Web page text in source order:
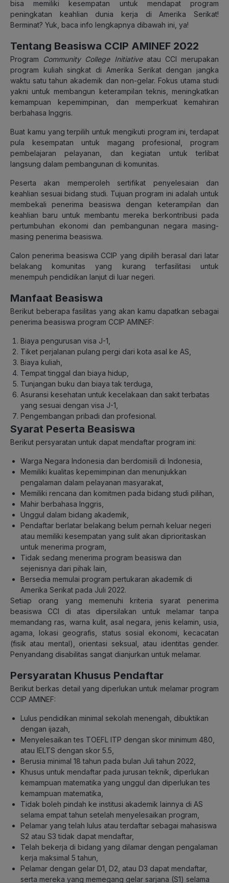
bisa memiliki kesempatan untuk mendapat program
peningkatan keahlian dunia kerja di Amerika Serikat!
Berminat? Yuk, baca info lengkapnya dibawah ini, ya!
Tentang Beasiswa CCIP AMINEF 2022
Program Community College Initiativeatau CCI merupakan
program kuliah singkat di Amerika Serikat dengan jangka
waktu satu tahun akademik dan non-gelar. Fokus utama studi
yakni untuk membangun keterampilan teknis, meningkatkan
kemampuan kepemimpinan, dan memperkuat kemahiran
berbahasa Inggris.
Buat kamu yang terpilih untuk mengikuti program ini, terdapat
pula kesempatan untuk magang profesional, program
pembelajaran pelayanan, dan kegiatan untuk terlibat
langsung dalam pembangunan di komunitas.
Peserta akan memperoleh sertifikat penyelesaian dan
keahlian sesuai bidang studi. Tujuan program ini adalah untuk
membekali penerima beasiswa dengan keterampilan dan
keahlian baru untuk membantu mereka berkontribusi pada
pertumbuhan ekonomi dan pembangunan negara masing-
masing penerima beasiswa.
Calon penerima beasiswa CCIP yang dipilih berasal dari latar
belakang komunitas yang kurang terfasilitasi untuk
menempuh pendidikan lanjut di luar negeri.
Manfaat Beasiswa
Berikut beberapa fasilitas yang akan kamu dapatkan sebagai
penerima beasiswa program CCIP AMINEF:
Biaya pengurusan visa J-1,
Tiket perjalanan pulang pergi dari kota asal ke AS,
Biaya kuliah,
Tempat tinggal dan biaya hidup,
Tunjangan buku dan biaya tak terduga,
Asuransi kesehatan untuk kecelakaan dan sakit terbatas
yang sesuai dengan visa J-1,
Pengembangan pribadi dan profesional.
Syarat Peserta Beasiswa
Berikut persyaratan untuk dapat mendaftar program ini:
Warga Negara Indonesia dan berdomisili di Indonesia,
Memiliki kualitas kepemimpinan dan menunjukkan
pengalaman dalam pelayanan masyarakat,
Memiliki rencana dan komitmen pada bidang studi pilihan,
Mahir berbahasa Inggris,
Unggul dalam bidang akademik,
Pendaftar berlatar belakang belum pernah keluar negeri
atau memiliki kesempatan yang sulit akan diprioritaskan
untuk menerima program,
Tidak sedang menerima program beasiswa dan
sejenisnya dari pihak lain,
Bersedia memulai program pertukaran akademik di
Amerika Serikat pada Juli 2022.
Setiap orang yang memenuhi kriteria syarat penerima
beasiswa CCI di atas dipersilakan untuk melamar tanpa
memandang ras, warna kulit, asal negara, jenis kelamin, usia,
agama, lokasi geografis, status sosial ekonomi, kecacatan
(fisik atau mental), orientasi seksual, atau identitas gender.
Penyandang disabilitas sangat dianjurkan untuk melamar.
Persyaratan Khusus Pendaftar
Berikut berkas detail yang diperlukan untuk melamar program
CCIP AMINEF:
Lulus pendidikan minimal sekolah menengah, dibuktikan
dengan ijazah,
Menyelesaikan tes TOEFL ITP dengan skor minimum 480,
atau IELTS dengan skor 5.5,
Berusia minimal 18 tahun pada bulan Juli tahun 2022,
Khusus untuk mendaftar pada jurusan teknik, diperlukan
kemampuan matematika yang unggul dan diperlukan tes
kemampuan matematika,
Tidak boleh pindah ke institusi akademik lainnya di AS
selama empat tahun setelah menyelesaikan program,
Pelamar yang telah lulus atau terdaftar sebagai mahasiswa
S2 atau S3 tidak dapat mendaftar,
Telah bekerja di bidang yang dilamar dengan pengalaman
kerja maksimal 5 tahun,
Pelamar dengan gelar D1, D2, atau D3 dapat mendaftar,
serta mereka yang memegang gelar sarjana (S1) selama